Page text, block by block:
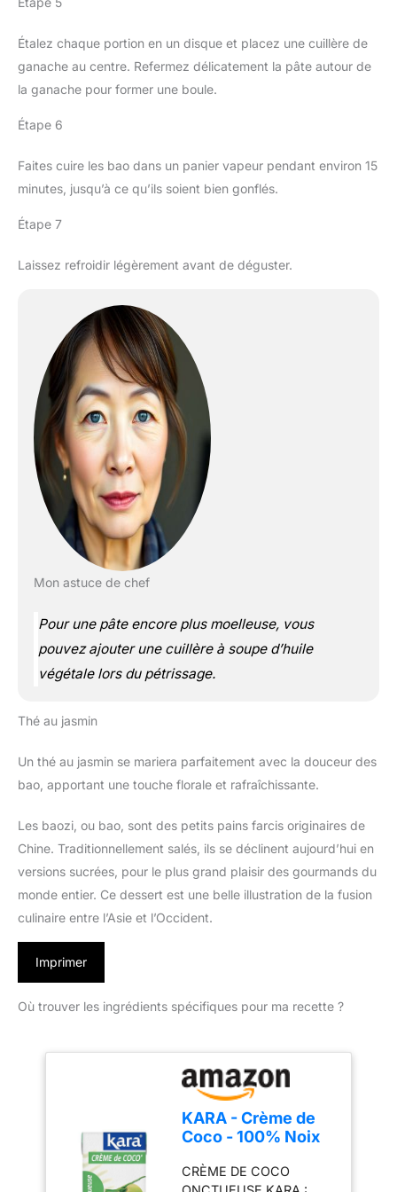
Étalez chaque portion en un disque et placez une cuillère de
ganache au centre. Refermez délicatement la pâte autour de
la ganache pour former une boule.
Étape 6
Faites cuire les bao dans un panier vapeur pendant environ 15
minutes, jusqu’à ce qu’ils soient bien gonflés.
Étape 7
Laissez refroidir légèrement avant de déguster.
Mon astuce de chef
Pour une pâte encore plus moelleuse, vous
pouvez ajouter une cuillère à soupe d’huile
végétale lors du pétrissage.
Thé au jasmin
Un thé au jasmin se mariera parfaitement avec la douceur des
bao, apportant une touche florale et rafraîchissante.
Les baozi, ou bao, sont des petits pains farcis originaires de
Chine. Traditionnellement salés, ils se déclinent aujourd’hui en
versions sucrées, pour le plus grand plaisir des gourmands du
monde entier. Ce dessert est une belle illustration de la fusion
culinaire entre l’Asie et l’Occident.
Imprimer
Où trouver les ingrédients spécifiques pour ma recette ?
KARA - Crème de
Coco - 100% Noix
d'Indonésie -
CRÈME DE COCO